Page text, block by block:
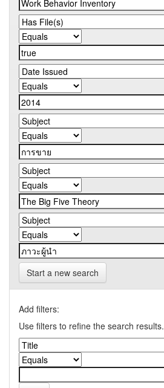
Start a new search
Add filters:
Use filters to refine the search results.